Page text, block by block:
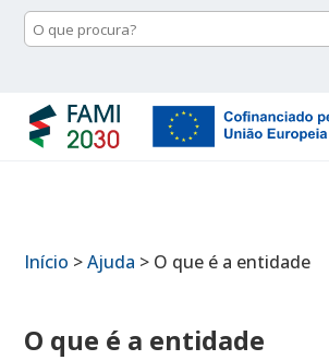
Início >Ajuda > O que é a entidade
O que é a entidade